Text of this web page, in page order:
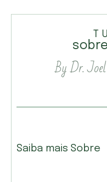
By Dr.
Saiba mais Sobre